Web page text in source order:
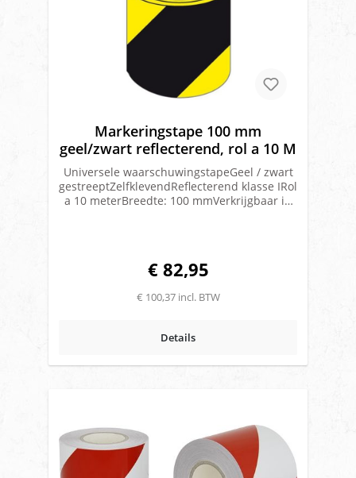
Markeringstape 100 mm
geel/zwart reflecterend, rol a 10 M
Universele waarschuwingstapeGeel / zwart
gestreeptZelfklevendReflecterend klasse IRol
a 10 meterBreedte: 100 mmVerkrijgbaar in
€ 82,95
€ 100,37 incl. BTW
Details